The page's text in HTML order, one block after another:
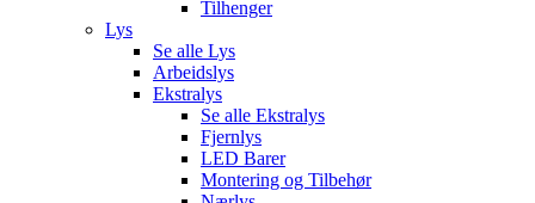
Tilhenger
Lys
Se alle Lys
Arbeidslys
Ekstralys
Se alle Ekstralys
Fjernlys
LED Barer
Montering og Tilbehør